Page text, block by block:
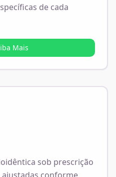
de cada
Mais
sob prescrição
ajustadas conforme